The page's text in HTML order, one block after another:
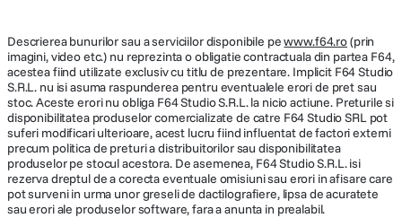
Descrierea bunurilor sau a serviciilor disponibile pewww.f64.ro(prin
imagini, video etc.) nu reprezinta o obligatie contractuala din partea F64,
acestea fiind utilizate exclusiv cu titlu de prezentare. Implicit F64 Studio
S.R.L. nu isi asuma raspunderea pentru eventualele erori de pret sau
stoc. Aceste erori nu obliga F64 Studio S.R.L. la nicio actiune. Preturile si
disponibilitatea produselor comercializate de catre F64 Studio SRL pot
suferi modificari ulterioare, acest lucru fiind influentat de factori externi
precum politica de preturi a distribuitorilor sau disponibilitatea
produselor pe stocul acestora. De asemenea, F64 Studio S.R.L. isi
rezerva dreptul de a corecta eventuale omisiuni sau erori in afisare care
pot surveni in urma unor greseli de dactilografiere, lipsa de acuratete
sau erori ale produselor software, fara a anunta in prealabil.